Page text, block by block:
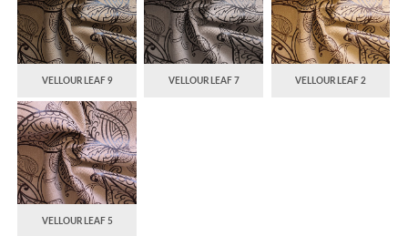
VELLOUR LEAF 9 VELLOUR LEAF 7 VELLOUR LEAF 2
VELLOUR LEAF 5